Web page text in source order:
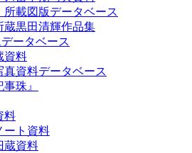
所載図版データベース
蔵黒田清輝作品集
ータベース
資料
真資料データベース
珠』
料
ート資料
蔵資料